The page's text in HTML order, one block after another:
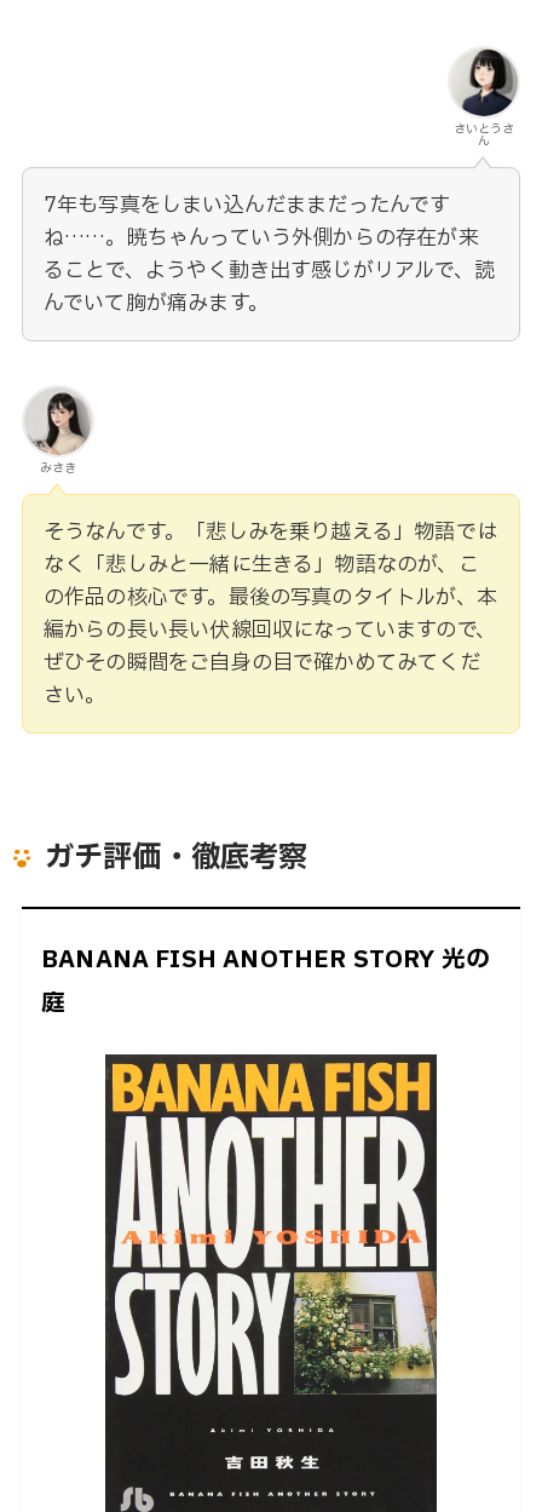
さいとうさ
ん
7年も写真をしまい込んだままだったんです
ね……。暁ちゃんっていう外側からの存在が来
ることで、ようやく動き出す感じがリアルで、読
んでいて胸が痛みます。
みさき
そうなんです。「悲しみを乗り越える」物語では
なく「悲しみと一緒に生きる」物語なのが、こ
の作品の核心です。最後の写真のタイトルが、本
編からの長い長い伏線回収になっていますので、
ぜひその瞬間をご自身の目で確かめてみてくだ
さい。
ガチ評価・徹底考察
BANANA FISH ANOTHER STORY 光の
庭